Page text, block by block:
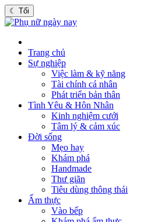
☾ Tối
Trang chủ
Sự nghiệp
Việc làm & kỹ năng
Tài chính cá nhân
Phát triển bản thân
Tình Yêu & Hôn Nhân
Kinh nghiệm cưới
Tâm lý & cảm xúc
Đời sống
Mẹo hay
Khám phá
Handmade
Thư giãn
Tiêu dùng thông thái
Ẩm thực
Vào bếp